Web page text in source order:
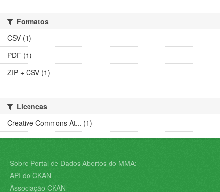
Formatos
CSV (1)
PDF (1)
ZIP + CSV (1)
Licenças
Creative Commons At... (1)
Sobre Portal de Dados Abertos do MMA:
API do CKAN
Associação CKAN